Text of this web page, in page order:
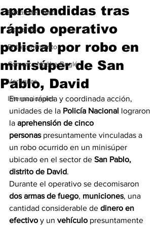
Bocas del Toro
Deportes
Entretenimiento
Comarca Ngäbe-Buglé
Veraguas
Internacionales
aprehendidas tras
rápido operativo
policial por robo en
minisúper de San
Pablo, David
En una rápida y coordinada acción,
unidades de la Policía Nacional lograron
la aprehensión de cinco
personas presuntamente vinculadas a
un robo ocurrido en un minisúper
ubicado en el sector de San Pablo,
distrito de David.
Durante el operativo se decomisaron
dos armas de fuego, municiones, una
cantidad considerable de dinero en
efectivo y un vehículo presuntamente